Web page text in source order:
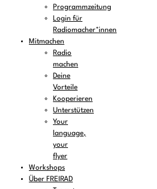
Programmzeitung
Login für
Radiomacher*innen
Mitmachen
Radio
machen
Deine
Vorteile
Kooperieren
Unterstützen
Your
language,
your
flyer
Workshops
Über FREIRAD